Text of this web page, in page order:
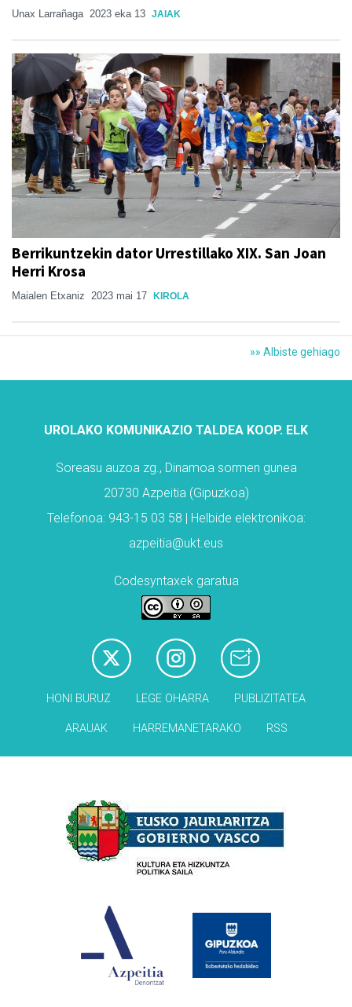
Unax Larrañaga 2023 eka 13 JAIAK
Berrikuntzekin dator Urrestillako XIX. San Joan
Herri Krosa
Maialen Etxaniz 2023 mai 17 KIROLA
»» Albiste gehiago
UROLAKO KOMUNIKAZIO TALDEA KOOP. ELK
Soreasu auzoa zg., Dinamoa sormen gunea
20730 Azpeitia (Gipuzkoa)
Telefonoa: 943-15 03 58 | Helbide elektronikoa:
azpeitia@ukt.eus
Codesyntaxek garatua
HONI BURUZ LEGE OHARRA PUBLIZITATEA
ARAUAK HARREMANETARAKO RSS